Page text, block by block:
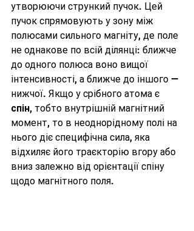
утворюючи стрункий пучок. Цей
пучок спрямовують у зону між
полюсами сильного магніту, де поле
не однакове по всій ділянці: ближче
до одного полюса воно вищої
інтенсивності, а ближче до іншого —
нижчої. Якщо у срібного атома є
спін, тобто внутрішній магнітний
момент, то в неоднорідному полі на
нього діє специфічна сила, яка
відхиляє його траєкторію вгору або
вниз залежно від орієнтації спіну
щодо магнітного поля.